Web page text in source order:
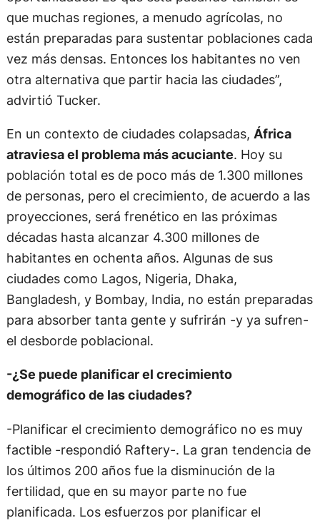
que muchas regiones, a menudo agrícolas, no
están preparadas para sustentar poblaciones cada
vez más densas. Entonces los habitantes no ven
otra alternativa que partir hacia las ciudades”,
advirtió Tucker.
En un contexto de ciudades colapsadas, África
atraviesa el problema más acuciante. Hoy su
población total es de poco más de 1.300 millones
de personas, pero el crecimiento, de acuerdo a las
proyecciones, será frenético en las próximas
décadas hasta alcanzar 4.300 millones de
habitantes en ochenta años. Algunas de sus
ciudades como Lagos, Nigeria, Dhaka,
Bangladesh, y Bombay, India, no están preparadas
para absorber tanta gente y sufrirán -y ya sufren-
el desborde poblacional.
-¿Se puede planificar el crecimiento
demográfico de las ciudades?
-Planificar el crecimiento demográfico no es muy
factible -respondió Raftery-. La gran tendencia de
los últimos 200 años fue la disminución de la
fertilidad, que en su mayor parte no fue
planificada. Los esfuerzos por planificar el